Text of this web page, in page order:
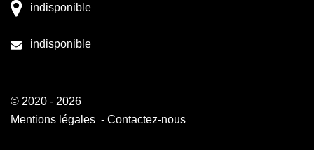
indisponible
indisponible
© 2020 - 2026
Mentions légales - Contactez-nous